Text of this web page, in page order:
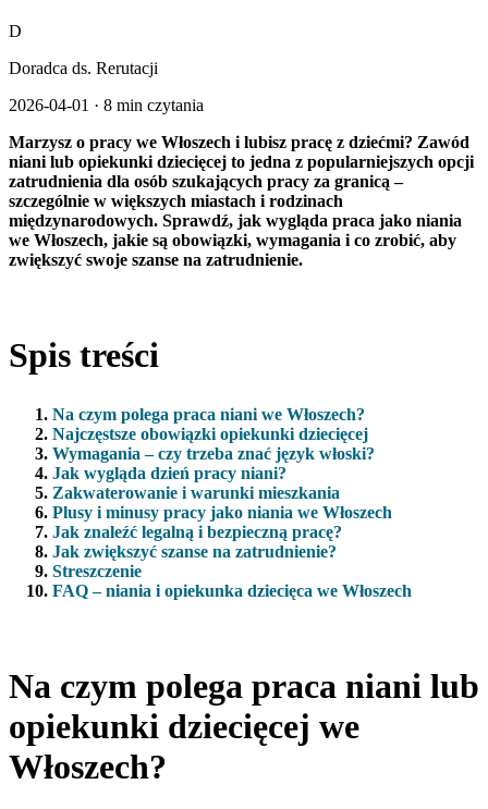
D
Doradca ds. Rerutacji
2026-04-01 · 8 min czytania
Marzysz o pracy we Włoszech i lubisz pracę z dziećmi? Zawód
niani lub opiekunki dziecięcej to jedna z popularniejszych opcji
zatrudnienia dla osób szukających pracy za granicą –
szczególnie w większych miastach i rodzinach
międzynarodowych. Sprawdź, jak wygląda praca jako niania
we Włoszech, jakie są obowiązki, wymagania i co zrobić, aby
zwiększyć swoje szanse na zatrudnienie.
Spis treści
Na czym polega praca niani we Włoszech?
Najczęstsze obowiązki opiekunki dziecięcej
Wymagania – czy trzeba znać język włoski?
Jak wygląda dzień pracy niani?
Zakwaterowanie i warunki mieszkania
Plusy i minusy pracy jako niania we Włoszech
Jak znaleźć legalną i bezpieczną pracę?
Jak zwiększyć szanse na zatrudnienie?
Streszczenie
FAQ – niania i opiekunka dziecięca we Włoszech
Na czym polega praca niani lub
opiekunki dziecięcej we
Włoszech?